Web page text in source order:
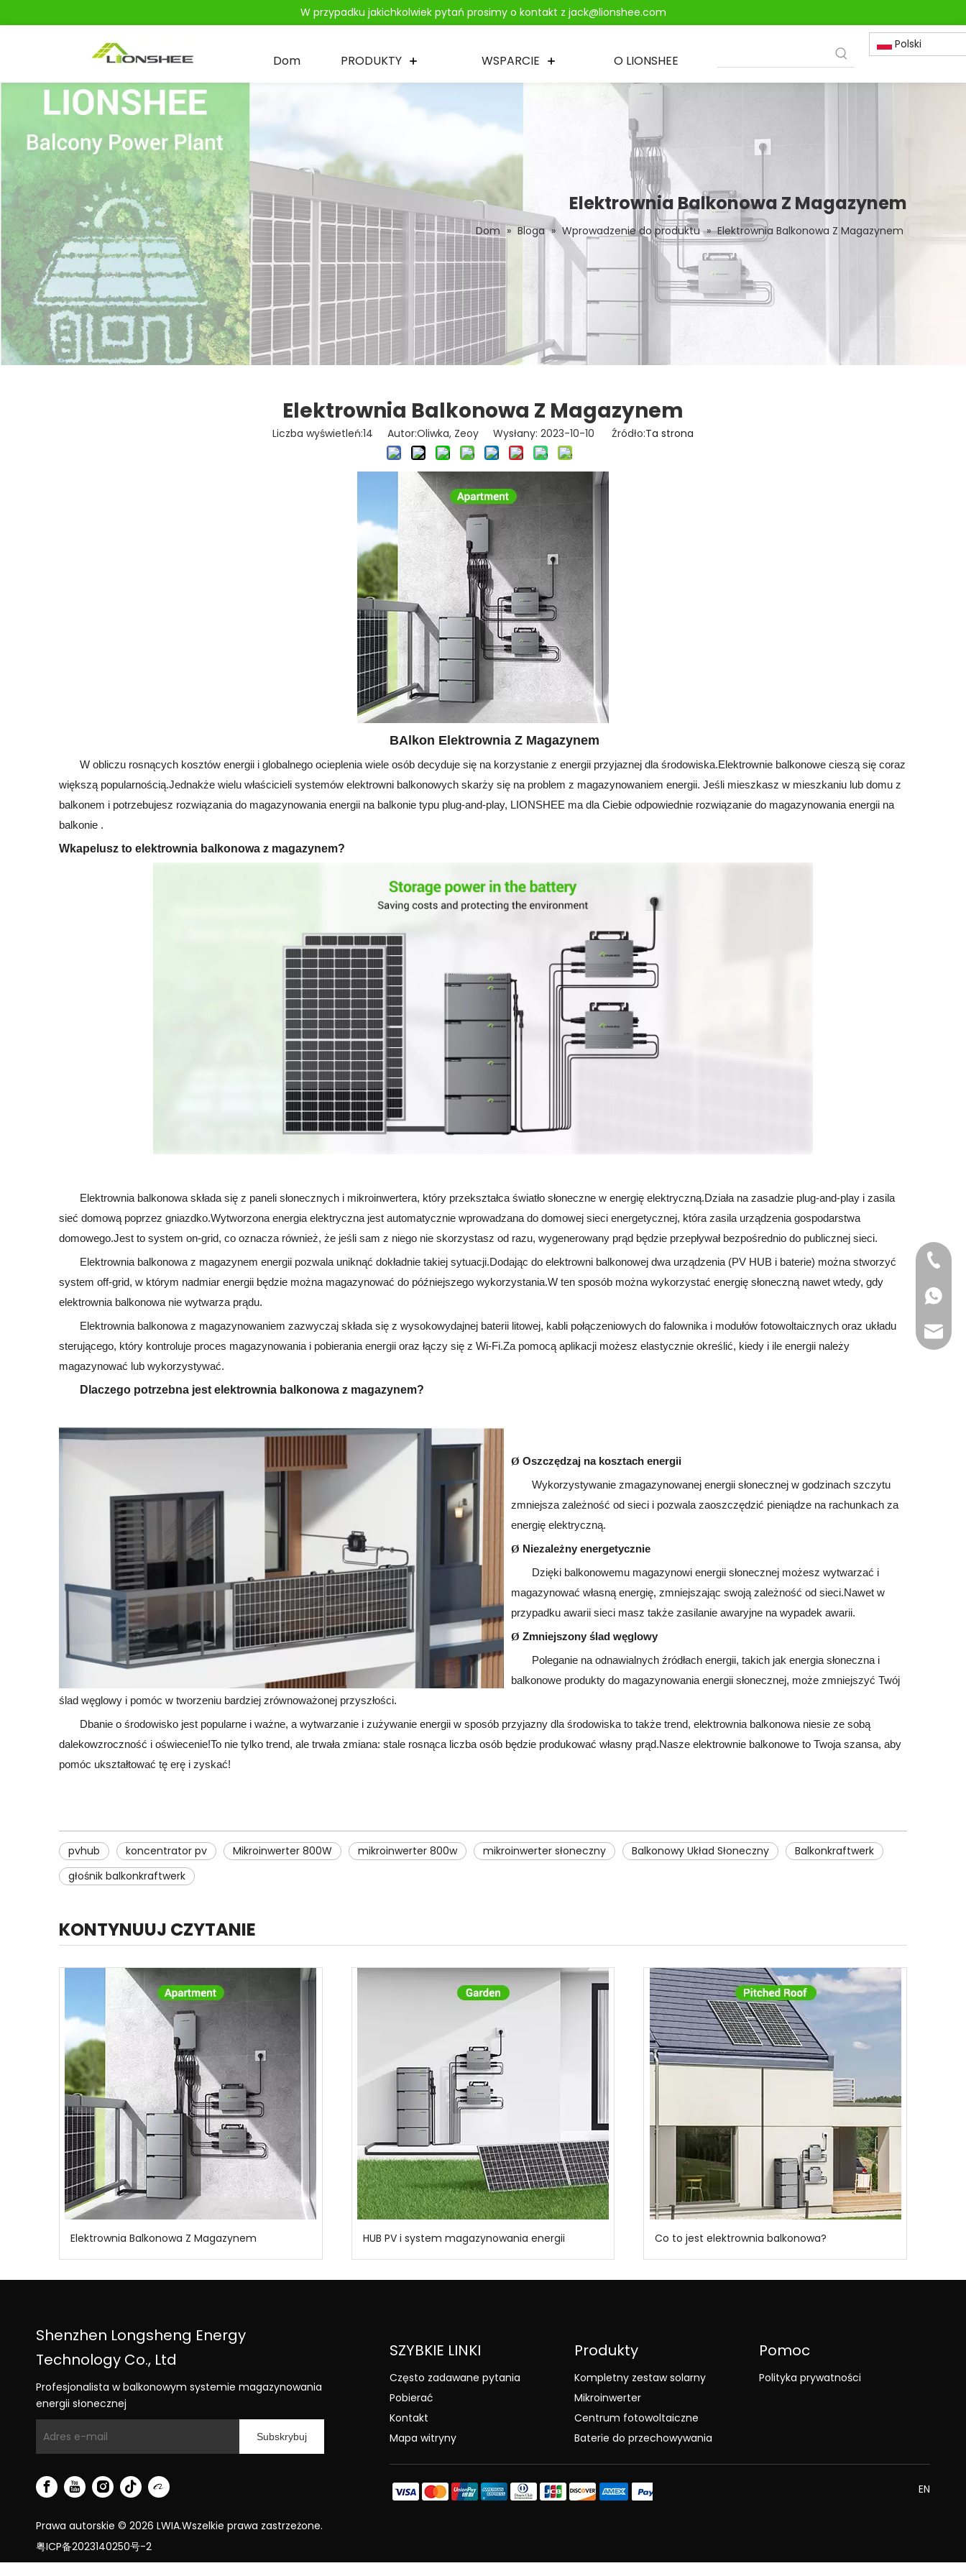
W przypadku jakichkolwiek pytań prosimy o kontakt z jack@lionshee.com
Dom PRODUKTY WSPARCIE O LIONSHEE
Polski
Elektrownia Balkonowa Z Magazynem
Dom » Bloga » Wprowadzenie do produktu » Elektrownia Balkonowa Z Magazynem
Elektrownia Balkonowa Z Magazynem
Liczba wyświetleń:14 Autor:Oliwka, Zeoy Wysłany: 2023-10-10 Źródło:Ta strona
BAlkon Elektrownia Z Magazynem
W obliczu rosnących kosztów energii i globalnego ocieplenia wiele osób decyduje się na korzystanie z energii przyjaznej dla środowiska.Elektrownie balkonowe cieszą się coraz
większą popularnością.Jednakże wielu właścicieli systemów elektrowni balkonowych skarży się na problem z magazynowaniem energii. Jeśli mieszkasz w mieszkaniu lub domu z
balkonem i potrzebujesz rozwiązania do magazynowania energii na balkonie typu plug-and-play, LIONSHEE ma dla Ciebie odpowiednie rozwiązanie do magazynowania energii na
balkonie .
Wkapelusz to elektrownia balkonowa z magazynem?
Elektrownia balkonowa składa się z paneli słonecznych i mikroinwertera, który przekształca światło słoneczne w energię elektryczną.Działa na zasadzie plug-and-play i zasila
sieć domową poprzez gniazdko.Wytworzona energia elektryczna jest automatycznie wprowadzana do domowej sieci energetycznej, która zasila urządzenia gospodarstwa
domowego.Jest to system on-grid, co oznacza również, że jeśli sam z niego nie skorzystasz od razu, wygenerowany prąd będzie przepływał bezpośrednio do publicznej sieci.
Elektrownia balkonowa z magazynem energii pozwala uniknąć dokładnie takiej sytuacji.Dodając do elektrowni balkonowej dwa urządzenia (PV HUB i baterie) można stworzyć
system off-grid, w którym nadmiar energii będzie można magazynować do późniejszego wykorzystania.W ten sposób można wykorzystać energię słoneczną nawet wtedy, gdy
elektrownia balkonowa nie wytwarza prądu.
Elektrownia balkonowa z magazynowaniem zazwyczaj składa się z wysokowydajnej baterii litowej, kabli połączeniowych do falownika i modułów fotowoltaicznych oraz układu
sterującego, który kontroluje proces magazynowania i pobierania energii oraz łączy się z Wi-Fi.Za pomocą aplikacji możesz elastycznie określić, kiedy i ile energii należy
magazynować lub wykorzystywać.
Dlaczego potrzebna jest elektrownia balkonowa z magazynem?
Ø Oszczędzaj na kosztach energii
Wykorzystywanie zmagazynowanej energii słonecznej w godzinach szczytu
zmniejsza zależność od sieci i pozwala zaoszczędzić pieniądze na rachunkach za
energię elektryczną.
Ø Niezależny energetycznie
Dzięki balkonowemu magazynowi energii słonecznej możesz wytwarzać i
magazynować własną energię, zmniejszając swoją zależność od sieci.Nawet w
przypadku awarii sieci masz także zasilanie awaryjne na wypadek awarii.
Ø Zmniejszony ślad węglowy
Poleganie na odnawialnych źródłach energii, takich jak energia słoneczna i
balkonowe produkty do magazynowania energii słonecznej, może zmniejszyć Twój
ślad węglowy i pomóc w tworzeniu bardziej zrównoważonej przyszłości.
Dbanie o środowisko jest popularne i ważne, a wytwarzanie i zużywanie energii w sposób przyjazny dla środowiska to także trend, elektrownia balkonowa niesie ze sobą
dalekowzroczność i oświecenie!To nie tylko trend, ale trwała zmiana: stale rosnąca liczba osób będzie produkować własny prąd.Nasze elektrownie balkonowe to Twoja szansa, aby
pomóc ukształtować tę erę i zyskać!
pvhub koncentrator pv Mikroinwerter 800W mikroinwerter 800w mikroinwerter słoneczny Balkonowy Układ Słoneczny
Balkonkraftwerk
głośnik balkonkraftwerk
KONTYNUUJ CZYTANIE
Elektrownia Balkonowa Z Magazynem HUB PV i system magazynowania energii Co to jest elektrownia balkonowa?
Shenzhen Longsheng Energy
Technology Co., Ltd
Profesjonalista w balkonowym systemie magazynowania
energii słonecznej
+86-
+86-
Subskrybuj
Prawa autorskie © 2026 LWIA.Wszelkie prawa zastrzeżone.
粤ICP备2023140250号-2
SZYBKIE LINKI
Często zadawane pytania
Pobierać
Kontakt
Mapa witryny
Produkty
Kompletny zestaw solarny
Mikroinwerter
Centrum fotowoltaiczne
Baterie do przechowywania
Pomoc
Polityka prywatności
EN